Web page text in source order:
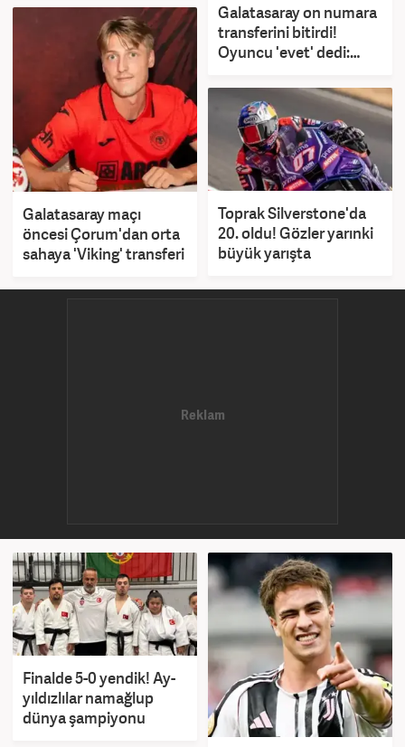
Galatasaray on numara
transferini bitirdi!
Oyuncu 'evet' dedi:
Buruk'ta
Galatasaray maçı
öncesi Çorum'dan orta
sahaya 'Viking' transferi
Toprak Silverstone'da
20. oldu! Gözler yarınki
büyük yarışta
Finalde 5-0 yendik! Ay-
yıldızlılar namağlup
dünya şampiyonu